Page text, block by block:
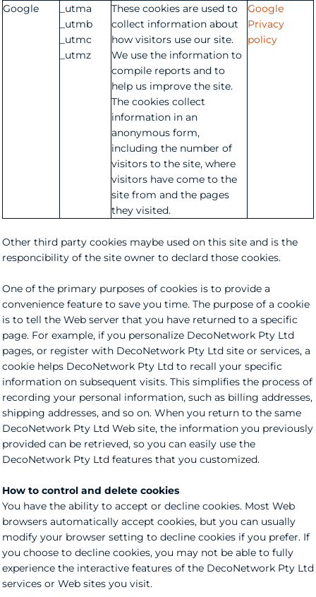
Google
_utma
_utmb
_utmc
_utmz
These cookies are used to
collect information about
how visitors use our site.
We use the information to
compile reports and to
help us improve the site.
The cookies collect
information in an
anonymous form,
including the number of
visitors to the site, where
visitors have come to the
site from and the pages
they visited.
Google
Privacy
policy
Other third party cookies maybe used on this site and is the
responcibility of the site owner to declard those cookies.
One of the primary purposes of cookies is to provide a
convenience feature to save you time. The purpose of a cookie
is to tell the Web server that you have returned to a specific
page. For example, if you personalize DecoNetwork Pty Ltd
pages, or register with DecoNetwork Pty Ltd site or services, a
cookie helps DecoNetwork Pty Ltd to recall your specific
information on subsequent visits. This simplifies the process of
recording your personal information, such as billing addresses,
shipping addresses, and so on. When you return to the same
DecoNetwork Pty Ltd Web site, the information you previously
provided can be retrieved, so you can easily use the
DecoNetwork Pty Ltd features that you customized.
How to control and delete cookies
You have the ability to accept or decline cookies. Most Web
browsers automatically accept cookies, but you can usually
modify your browser setting to decline cookies if you prefer. If
you choose to decline cookies, you may not be able to fully
experience the interactive features of the DecoNetwork Pty Ltd
services or Web sites you visit.